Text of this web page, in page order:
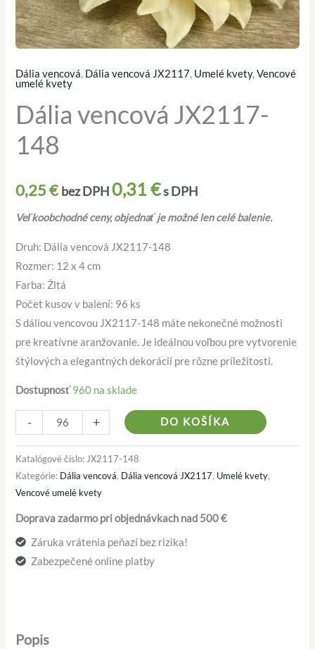
Dália vencová, Dália vencová JX2117, Umelé kvety,Vencové
umelé kvety
Dália vencová JX2117-
148
0,25€ bez DPH0,31€s DPH
Veľkoobchodné ceny, objednať je možné len celé balenie.
Druh: Dália vencová JX2117-148
Rozmer: 12 x 4 cm
Farba: Žltá
Počet kusov v balení: 96 ks
S dáliou vencovou JX2117-148 máte nekonečné možnosti
pre kreatívne aranžovanie. Je ideálnou voľbou pre vytvorenie
štýlových a elegantných dekorácií pre rôzne príležitosti.
Dostupnosť 960 na sklade
-
množstvo
vencová
JX2117-
148
+ DO KOŠÍKA
Katalógové číslo: JX2117-148
Kategórie: Dália vencová, Dália vencová JX2117, Umelé kvety,
Vencové umelé kvety
Doprava zadarmo pri objednávkach nad 500 €
Záruka vrátenia peňazí bez rizika!
Zabezpečené online platby
Popis